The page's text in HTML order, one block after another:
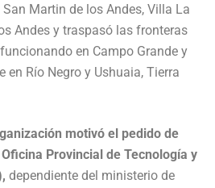
Martin de los Andes, Villa La
Andes y traspasó las fronteras
en Campo Grande y
en Río Negro y Ushuaia, Tierra
motivó el pedido de
Provincial de Tecnología y
dependiente del ministerio de